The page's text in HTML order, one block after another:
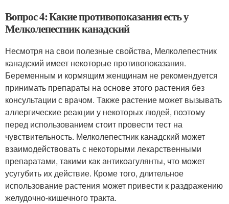
Вопрос 4: Какие противопоказания есть у
Мелколепестник канадский
Несмотря на свои полезные свойства, Мелколепестник
канадский имеет некоторые противопоказания.
Беременным и кормящим женщинам не рекомендуется
принимать препараты на основе этого растения без
консультации с врачом. Также растение может вызывать
аллергические реакции у некоторых людей, поэтому
перед использованием стоит провести тест на
чувствительность. Мелколепестник канадский может
взаимодействовать с некоторыми лекарственными
препаратами, такими как антикоагулянты, что может
усугубить их действие. Кроме того, длительное
использование растения может привести к раздражению
желудочно-кишечного тракта.